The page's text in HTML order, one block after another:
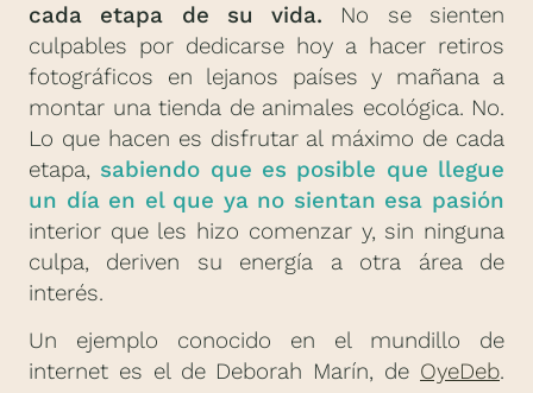
cada etapa de su vida. No se sienten
culpables por dedicarse hoy a hacer retiros
fotográficos en lejanos países y mañana a
montar una tienda de animales ecológica. No.
Lo que hacen es disfrutar al máximo de cada
etapa, sabiendo que es posible que llegue
un día en el que ya no sientan esa pasión
interior que les hizo comenzar y, sin ninguna
culpa, deriven su energía a otra área de
interés.
Un ejemplo conocido en el mundillo de
internet es el de Deborah Marín, de OyeDeb.